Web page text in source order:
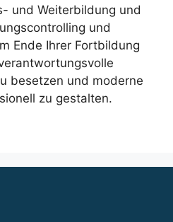
und Weiterbildung und
und
Ende Ihrer Fortbildung
besetzen und moderne
zu gestalten.